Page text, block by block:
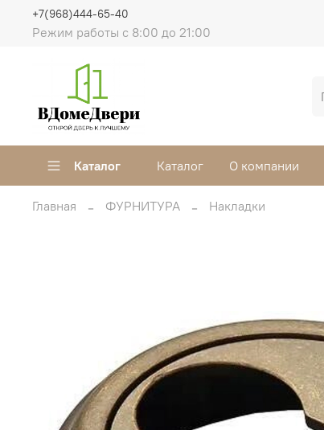
Режим работы с 8:00 до 21:00
+7(968)444-65-40
Каталог Каталог О компании
Главная ФУРНИТУРА Накладки